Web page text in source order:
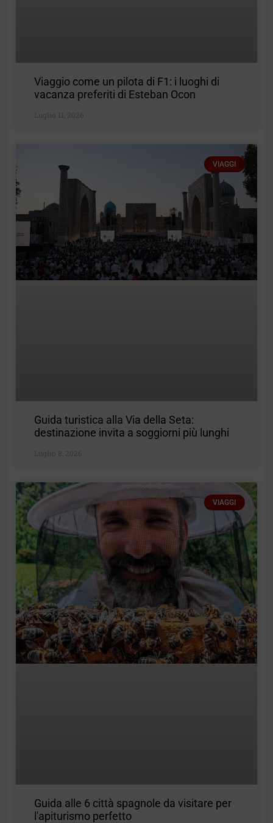
Viaggio come un pilota di F1: i luoghi di
vacanza preferiti di Esteban Ocon
Luglio 11, 2026
VIAGGI
Guida turistica alla Via della Seta:
destinazione invita a soggiorni più lunghi
Luglio 8, 2026
VIAGGI
Guida alle 6 città spagnole da visitare per
l'apiturismo perfetto